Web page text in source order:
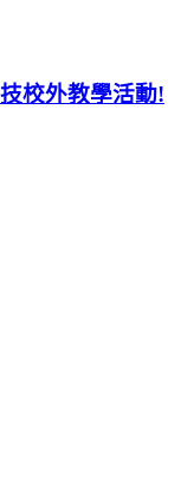
校外教學活動!